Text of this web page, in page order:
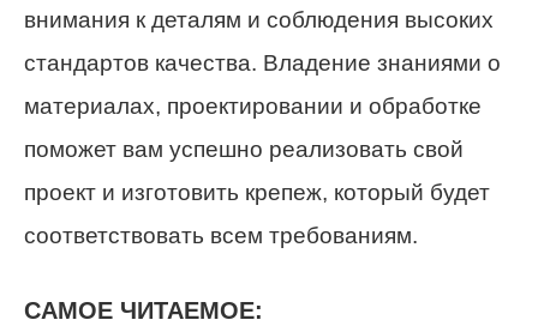
внимания к деталям и соблюдения высоких
стандартов качества. Владение знаниями о
материалах, проектировании и обработке
поможет вам успешно реализовать свой
проект и изготовить крепеж, который будет
соответствовать всем требованиям.
САМОЕ ЧИТАЕМОЕ: